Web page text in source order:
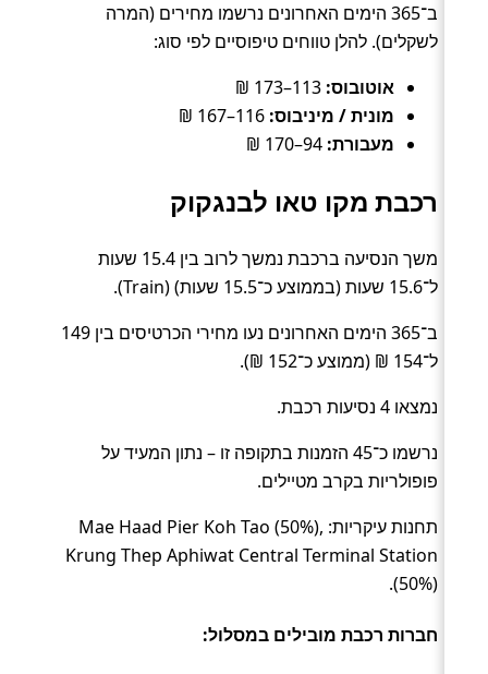
ב־365 הימים האחרונים נרשמו מחירים (המרה
לשקלים). להלן טווחים טיפוסיים לפי סוג:
אוטובוס:
מונית / מיניבוס:
מעבורת:
רכבת מקו טאו לבנגקוק
משך הנסיעה ברכבת נמשך לרוב בין 15.4 שעות
ל־15.6 שעות (בממוצע כ־15.5 שעות) (Train).
ב־365 הימים האחרונים נעו מחירי הכרטיסים בין 149
ל־154 ₪ (ממוצע כ־152 ₪).
נמצאו 4 נסיעות רכבת.
נרשמו כ־45 הזמנות בתקופה זו – נתון המעיד על
פופולריות בקרב מטיילים.
תחנות עיקריות: Mae Haad Pier Koh Tao (50%),
Krung Thep Aphiwat Central Terminal Station
(50%).
חברות רכבת מובילים במסלול: